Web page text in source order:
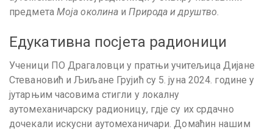
предмета Моја околина иПрирода и друштво.
Едукативна посјета радионици
Ученици ПО Драгаловци у пратњи учитељица Дијане
Стевановић и Љиљане Грујић су 5. јуна 2024. године у
јутарњим часовима стигли у локалну
аутомеханичарску радионицу, гдје су их срдачно
дочекали искусни аутомеханичари. Домаћин нашим